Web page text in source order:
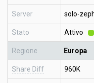
Server solo-
Stato Attivo
Regione Europa
Share Diff 960K